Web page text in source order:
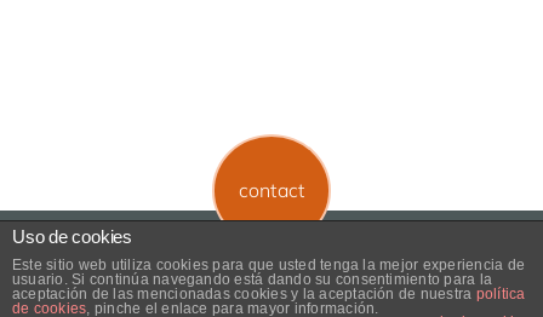
contact
Copyright 2024 |
Uso de cookies
Este sitio web utiliza cookies para que usted tenga la mejor experiencia de
usuario. Si continúa navegando está dando su consentimiento para la
aceptación de las mencionadas cookies y la aceptación de nuestra política
de cookies, pinche el enlace para mayor información.